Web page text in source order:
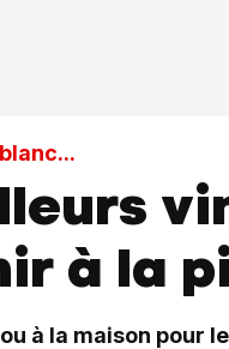
à la
à la maison pour